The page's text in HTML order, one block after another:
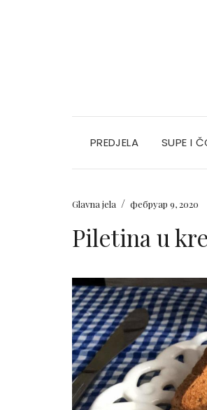
PREDJELA SUPE I
Glavna jela / фебруар 9, 2020
Piletina u